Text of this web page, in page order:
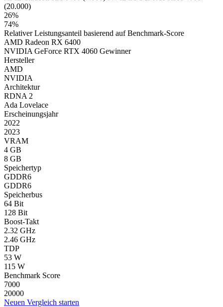
(20.000)
26%
74%
Relativer Leistungsanteil basierend auf Benchmark-Score
AMD Radeon RX 6400
NVIDIA GeForce RTX 4060 Gewinner
Hersteller
AMD
NVIDIA
Architektur
RDNA 2
Ada Lovelace
Erscheinungsjahr
2022
2023
VRAM
4 GB
8 GB
Speichertyp
GDDR6
GDDR6
Speicherbus
64 Bit
128 Bit
Boost-Takt
2.32 GHz
2.46 GHz
TDP
53 W
115 W
Benchmark Score
7000
20000
Neuen Vergleich starten